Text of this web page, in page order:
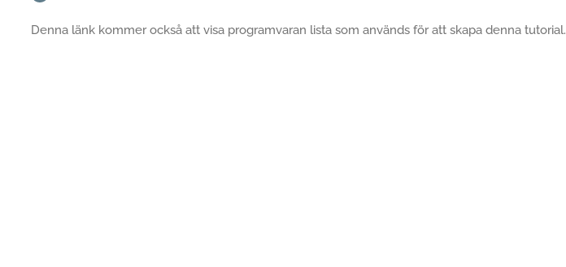
Denna länk kommer också att visa programvaran lista som används för att skapa denna tutorial.